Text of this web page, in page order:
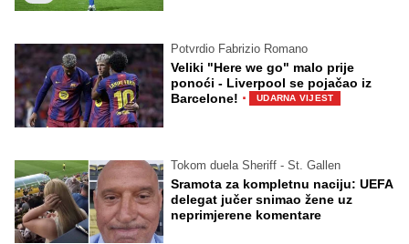
Potvrdio Fabrizio Romano
Veliki "Here we go" malo prije
ponoći - Liverpool se pojačao iz
Barcelone! · UDARNA VIJEST
Tokom duela Sheriff - St. Gallen
Sramota za kompletnu naciju: UEFA
delegat jučer snimao žene uz
neprimjerene komentare